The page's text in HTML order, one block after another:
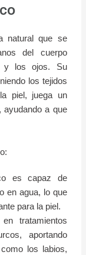
natural que se
del cuerpo
y los ojos. Su
los tejidos
piel, juega un
ayudando a que
es capaz de
en agua, lo que
para la piel.
tratamientos
aportando
los labios,